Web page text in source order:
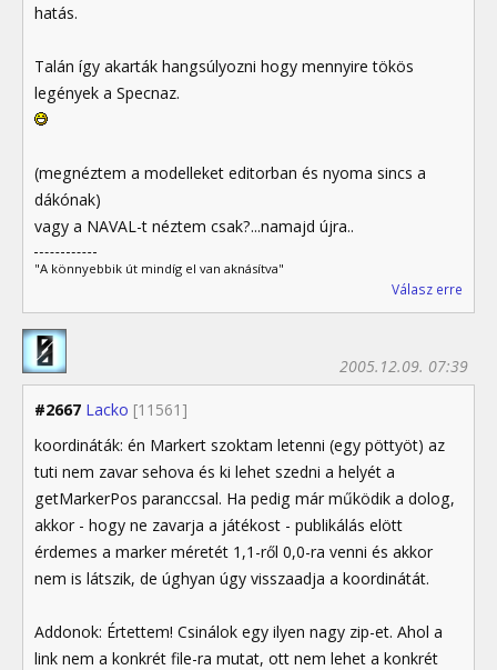
hatás.
Talán így akarták hangsúlyozni hogy mennyire tökös
legények a Specnaz.
(megnéztem a modelleket editorban és nyoma sincs a
dákónak)
vagy a NAVAL-t néztem csak?...namajd újra..
"A könnyebbik út mindíg el van aknásítva"
Válasz erre
#2667 Lacko [11561]
2005.12.09. 07:39
koordináták: én Markert szoktam letenni (egy pöttyöt) az
tuti nem zavar sehova és ki lehet szedni a helyét a
getMarkerPos paranccsal. Ha pedig már működik a dolog,
akkor - hogy ne zavarja a játékost - publikálás elött
érdemes a marker méretét 1,1-ről 0,0-ra venni és akkor
nem is látszik, de úghyan úgy visszaadja a koordinátát.
Addonok: Értettem! Csinálok egy ilyen nagy zip-et. Ahol a
link nem a konkrét file-ra mutat, ott nem lehet a konkrét